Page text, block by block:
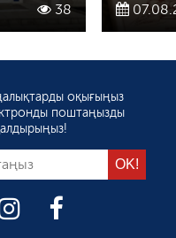
38
оқығыңыз
поштаңызды